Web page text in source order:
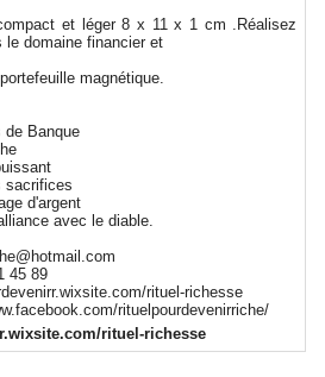
et léger 8 x 11 x 1 cm .Réalisez
domaine financier et
magnétique.
de Banque
sacrifices
d'argent
avec le diable.
45 89
rituel-richesse
rituelpourdevenirriche/
rituel-richesse